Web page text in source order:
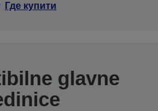
Где купити
glavne